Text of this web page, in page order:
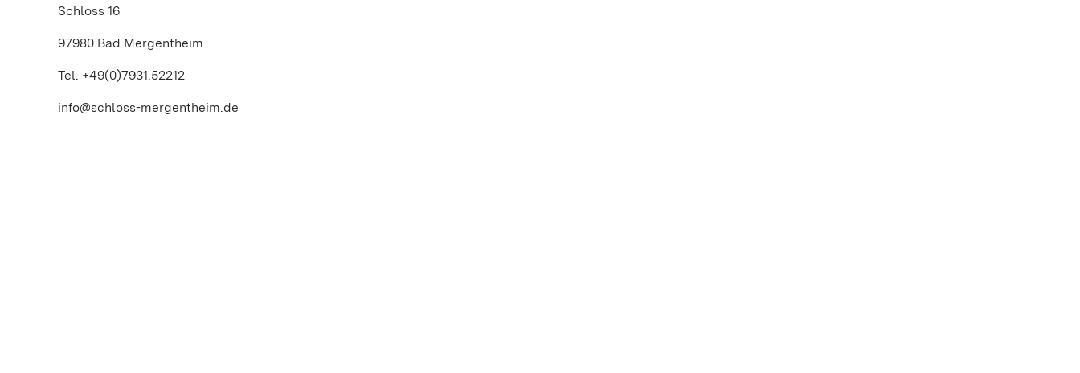
Schloss 16
97980 Bad Mergentheim
Tel. +49(0)7931.52212
info@schloss-mergentheim.de